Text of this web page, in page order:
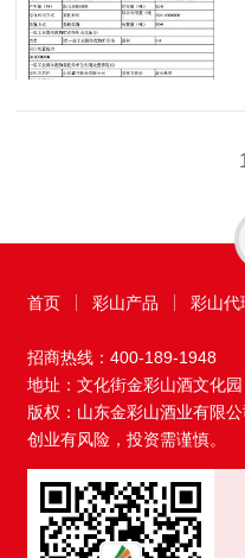
首页 彩山产品 彩山代
招商热线： 400-189-1948
地址：文化街金彩山酒文化园
版权：山东金彩山酒业有限公
创业有风险，投资需谨慎。